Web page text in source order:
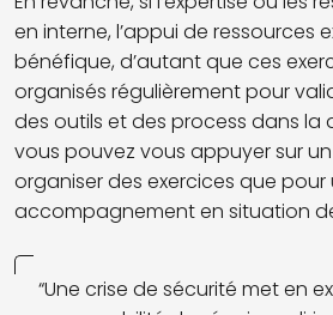
en interne, l’appui de ressources
bénéfique, d’autant que ces
organisés régulièrement pour
des outils et des process dans la
vous pouvez vous appuyer sur un
organiser des exercices que pour
accompagnement en situation
“Une crise de sécurité met en